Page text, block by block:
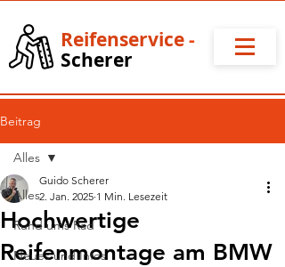
Reifenservice-
Scherer
Beitrag
Alles
Rund ums Rad
Neues und Infos
Alles
Hochwertige
Reifenmontage am BMW
Guido Scherer
2. Jan. 2025 1 Min. Lesezeit